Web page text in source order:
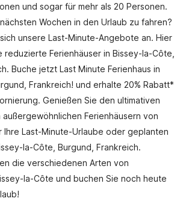
und sogar für mehr als 20 Personen.
Wochen in den Urlaub zu fahren?
unsere Last-Minute-Angebote an. Hier
reduzierte Ferienhäuser in Bissey-la-Côte,
Buche jetzt Last Minute Ferienhaus in
Frankreich! und erhalte 20% Rabatt*
Genießen Sie den ultimativen
Ferienhäusern von
Ihre Last-Minute-Urlaube oder geplanten
la-Côte, Burgund, Frankreich.
die verschiedenen Arten von
la-Côte und buchen Sie noch heute